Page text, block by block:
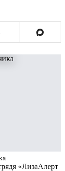
«ЛизаАлерт